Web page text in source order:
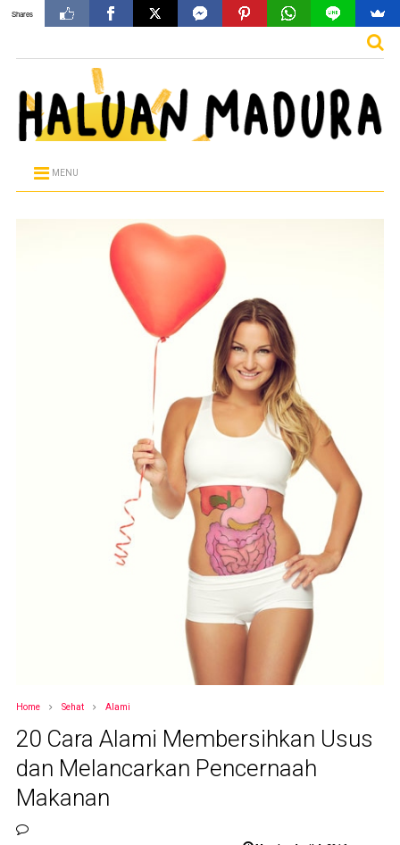
MENU
Home Sehat Alami
20 Cara Alami Membersihkan Usus
dan Melancarkan Pencernaah
Makanan
Shares